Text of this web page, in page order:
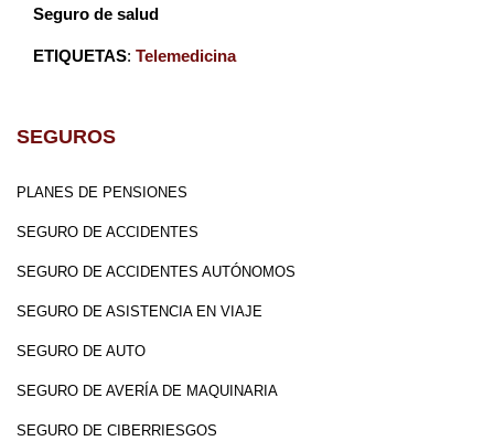
Seguro de salud
ETIQUETAS: Telemedicina
SEGUROS
PLANES DE PENSIONES
SEGURO DE ACCIDENTES
SEGURO DE ACCIDENTES AUTÓNOMOS
SEGURO DE ASISTENCIA EN VIAJE
SEGURO DE AUTO
SEGURO DE AVERÍA DE MAQUINARIA
SEGURO DE CIBERRIESGOS